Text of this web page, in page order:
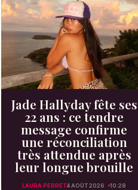
Jade Hallyday fête ses
22 ans : ce tendre
message confirme
une réconciliation
très attendue après
leur longue brouille
LAURA PERRET4 AOÛT 2026 10:28